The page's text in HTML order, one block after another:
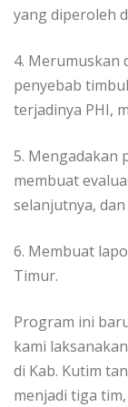
yang diperoleh
4. Merumuskan
penyebab
terjadinya PHI,
5. Mengadakan
membuat
selanjutnya, dan
6. Membuat
Timur.
Program ini
kami
di Kab. Kutim
menjadi tiga